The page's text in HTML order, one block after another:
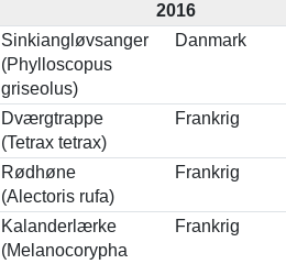
2016
Sinkiangløvsanger
(Phylloscopus
griseolus)
Danmark
Dværgtrappe
(Tetrax tetrax)
Frankrig
Rødhøne
(Alectoris rufa)
Frankrig
Kalanderlærke
(Melanocorypha
Frankrig